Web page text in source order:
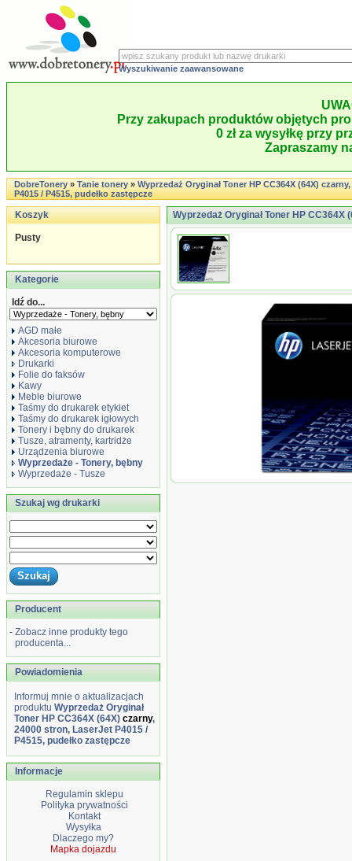
Wyszukiwanie zaawansowane
Przy zakupach produktów objętych
0 zł za wysyłkę przy
Zapraszamy
DobreTonery»Tanie tonery»Wyprzedaż Oryginał Toner HP CC364X (64X)
P4015 / P4515, pudełko zastępcze
Koszyk
Pusty
Kategorie
Idź do...
AGD małe
Akcesoria biurowe
Akcesoria komputerowe
Drukarki
Folie do faksów
Kawy
Meble biurowe
Taśmy do drukarek etykiet
Taśmy do drukarek igłowych
Tonery i bębny do drukarek
Tusze, atramenty, kartridże
Urządzenia biurowe
Wyprzedaże - Tonery, bębny
Wyprzedaże - Tusze
Szukaj wg drukarki
Producent
- Zobacz inne produkty tego
producenta...
Powiadomienia
Informuj mnie o aktualizacjach
produktu Wyprzedaż Oryginał
Toner HP CC364X (64X) czarny,
24000 stron, LaserJet P4015 /
P4515, pudełko zastępcze
Informacje
Regulamin sklepu
Polityka prywatności
Kontakt
Wysyłka
Dlaczego my?
Mapka dojazdu
Wyprzedaż Oryginał Toner HP
Wyprzedaż